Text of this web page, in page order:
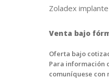
Zoladex
Venta bajo
Oferta bajo
Para información
comuníquese con